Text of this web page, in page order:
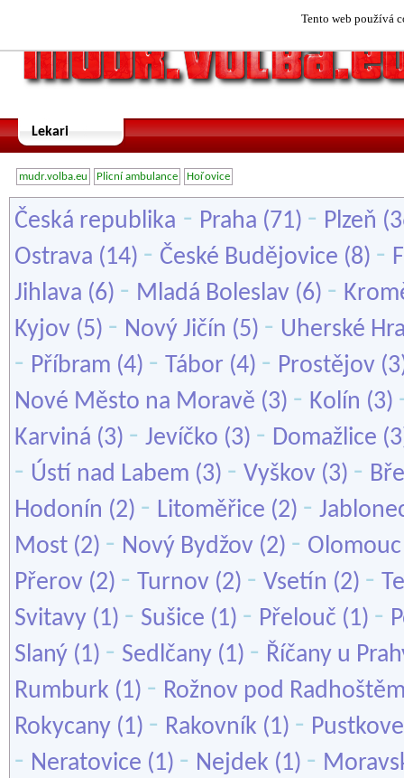
Tento web používá
Lekari
mudr.volba.eu Plicní ambulance Hořovice
Česká republika - Praha (71) - Plzeň
Ostrava (14) - České Budějovice (8) -
Jihlava (6) - Mladá Boleslav (6) -
Kyjov (5) - Nový Jičín (5) - Uherské
- Příbram (4) - Tábor (4) - Prostějov
Nové Město na Moravě (3) - Kolín (3)
Karviná (3) - Jevíčko (3) - Domažlice
- Ústí nad Labem (3) - Vyškov (3) -
Hodonín (2) - Litoměřice (2) -
Most (2) - Nový Bydžov (2) - Olomouc
Přerov (2) - Turnov (2) - Vsetín (2) -
Svitavy (1) - Sušice (1) - Přelouč (1) -
Slaný (1) - Sedlčany (1) - Říčany u
Rumburk (1) - Rožnov pod
Rokycany (1) - Rakovník (1) -
- Neratovice (1) - Nejdek (1) -